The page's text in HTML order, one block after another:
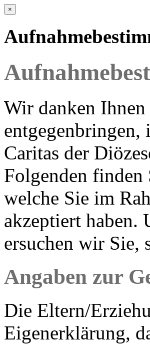
×
Wir danken Ihnen
Caritas der
Folgenden finden
welche Sie im
akzeptiert haben.
ersuchen wir Sie,
Angaben zur
Die Eltern/
Eigenerklärung,